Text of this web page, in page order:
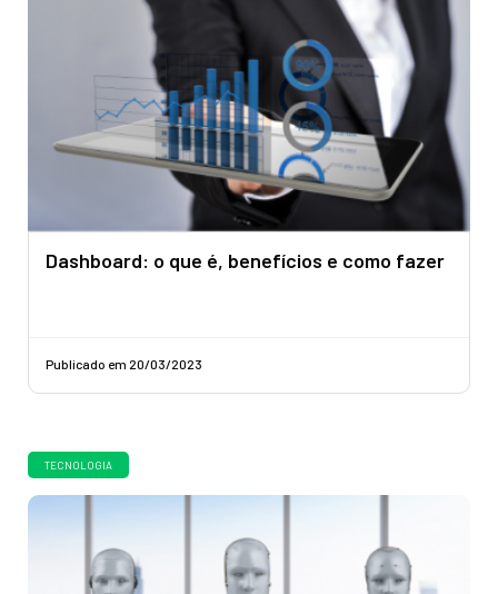
Dashboard: o que é, benefícios e como fazer
Publicado em 20/03/2023
TECNOLOGIA